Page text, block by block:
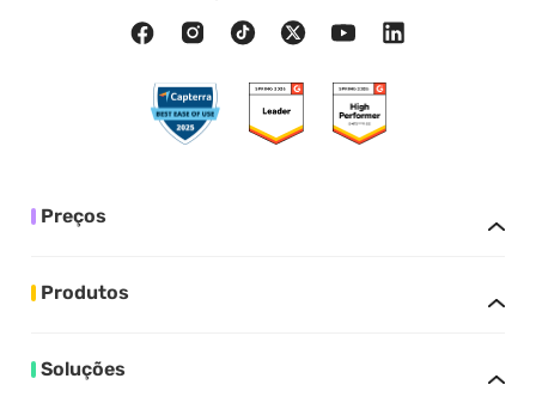
Preços
Produtos
Soluções